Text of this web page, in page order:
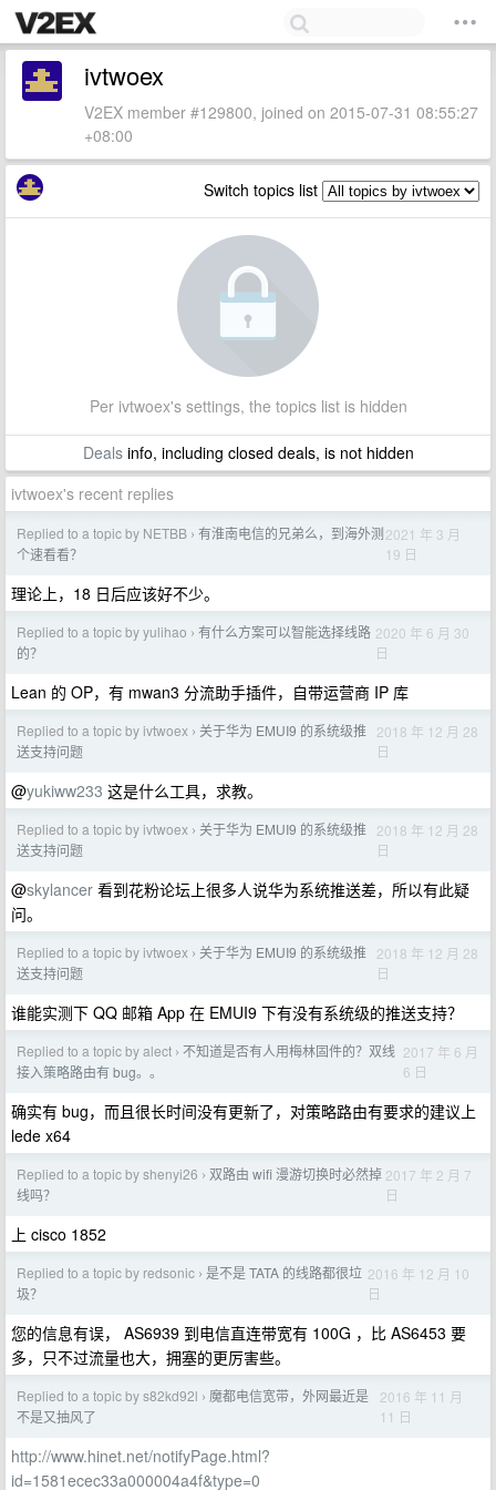
ivtwoex
V2EX member #129800, joined on 2015-07-31 08:55:27
+08:00
Switch topics list
Per ivtwoex's settings, the topics list is hidden
Dealsinfo, including closed deals, is not hidden
ivtwoex's recent replies
Replied to a topic by NETBB › 有淮南电信的兄弟么，到海外测
个速看看？
2021 年 3 月
19 日
理论上，18 日后应该好不少。
Replied to a topic by yulihao › 有什么方案可以智能选择线路
的？
2020 年 6 月 30
日
Lean 的 OP，有 mwan3 分流助手插件，自带运营商 IP 库
Replied to a topic by ivtwoex › 关于华为 EMUI9 的系统级推
送支持问题
2018 年 12 月 28
日
@yukiww233 这是什么工具，求教。
Replied to a topic by ivtwoex › 关于华为 EMUI9 的系统级推
送支持问题
2018 年 12 月 28
日
@skylancer 看到花粉论坛上很多人说华为系统推送差，所以有此疑
问。
Replied to a topic by ivtwoex › 关于华为 EMUI9 的系统级推
送支持问题
2018 年 12 月 28
日
谁能实测下 QQ 邮箱 App 在 EMUI9 下有没有系统级的推送支持？
Replied to a topic by alect › 不知道是否有人用梅林固件的？双线
接入策略路由有 bug。。
2017 年 6 月
6 日
确实有 bug，而且很长时间没有更新了，对策略路由有要求的建议上
lede x64
Replied to a topic by shenyi26 › 双路由 wifi 漫游切换时必然掉
线吗？
2017 年 2 月 7
日
上 cisco 1852
Replied to a topic by redsonic › 是不是 TATA 的线路都很垃
圾？
2016 年 12 月 10
日
您的信息有误， AS6939 到电信直连带宽有 100G ，比 AS6453 要
多，只不过流量也大，拥塞的更厉害些。
Replied to a topic by s82kd92l › 魔都电信宽带，外网最近是
不是又抽风了
2016 年 11 月
11 日
http://www.hinet.net/notifyPage.html?
id=1581ecec33a000004a4f&type=0